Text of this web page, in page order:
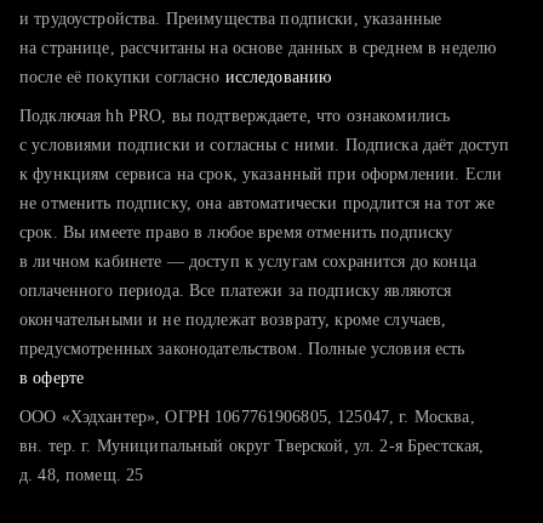
тратите много времени на поиск и вручную поднимаете
хотите сравнить себя с конкурентами и оценить шансы
и трудоустройства. Преимущества подписки, указанные
на странице, рассчитаны на основе данных в среднем в неделю
после её покупки согласно исследованию
Подключая hh PRO, вы подтверждаете, что ознакомились
с условиями подписки и согласны с ними. Подписка даёт доступ
к функциям сервиса на срок, указанный при оформлении. Если
не отменить подписку, она автоматически продлится на тот же
срок. Вы имеете право в любое время отменить подписку
в личном кабинете — доступ к услугам сохранится до конца
оплаченного периода. Все платежи за подписку являются
окончательными и не подлежат возврату, кроме случаев,
предусмотренных законодательством. Полные условия есть
в оферте
ООО «Хэдхантер», ОГРН 1067761906805, 125047, г. Москва,
вн. тер. г. Муниципальный округ Тверской, ул. 2-я Брестская,
д. 48, помещ. 25